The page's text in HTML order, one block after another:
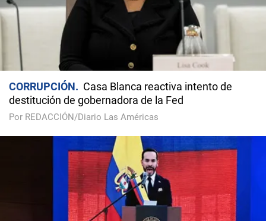
CORRUPCIÓN
Casa Blanca reactiva intento de
destitución de gobernadora de la Fed
Por REDACCIÓN/Diario Las Américas